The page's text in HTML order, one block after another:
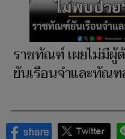
ราชทัณฑ์ เผยไม่มีผู้
ยันเรือนจำและทัณ